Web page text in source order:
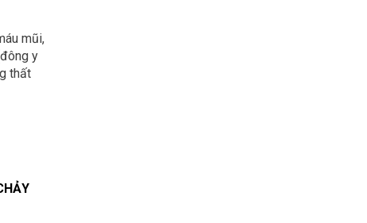
mũi,
y
thất